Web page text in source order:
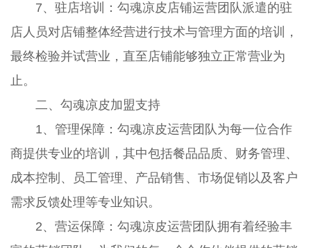
7、驻店培训：勾魂凉皮店铺运营团队派遣的驻
店人员对店铺整体经营进行技术与管理方面的培训，
最终检验并试营业，直至店铺能够独立正常营业为
止。
二、勾魂凉皮加盟支持
1、管理保障：勾魂凉皮运营团队为每一位合作
商提供专业的培训，其中包括餐品品质、财务管理、
成本控制、员工管理、产品销售、市场促销以及客户
需求反馈处理等专业知识。
2、营运保障：勾魂凉皮运营团队拥有着经验丰